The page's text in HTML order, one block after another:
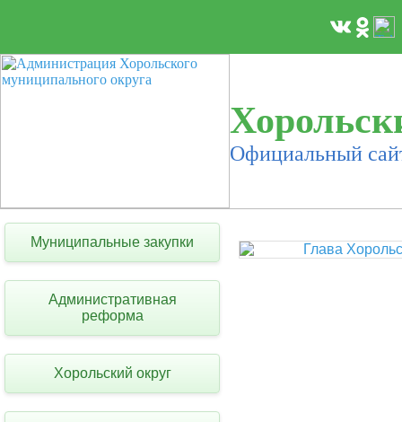
Официальный
Муниципальные закупки
Административная
реформа
Хорольский округ